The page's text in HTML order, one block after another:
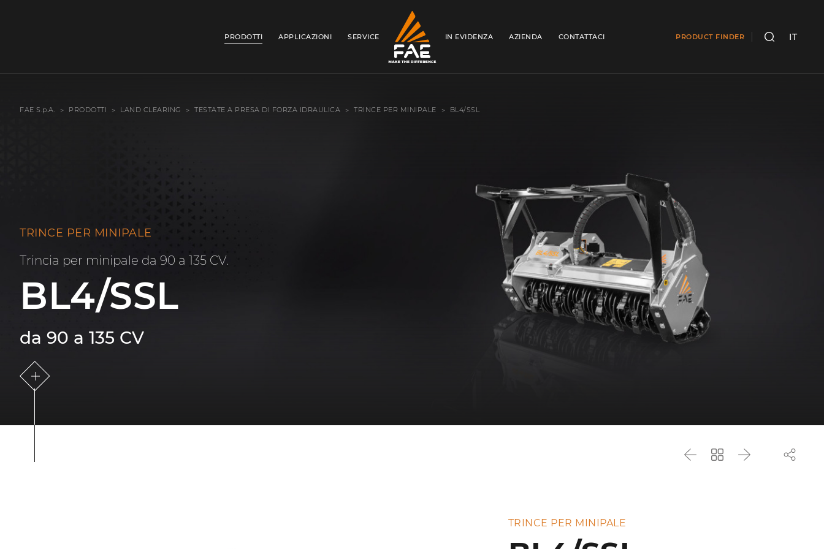
PRODOTTI APPLICAZIONI SERVICE IN EVIDENZA AZIENDA CONTATTACI PRODUCT FINDER CERCAIT
FAE S.p.A. PRODOTTI LAND CLEARING TESTATE A PRESA DI FORZA IDRAULICA TRINCE PER MINIPALE BL4/SSL
TRINCE PER MINIPALE
Trincia per minipale da 90 a 135 CV.
BL4/SSL
da 90 a 135 CV
Precedente
Torna Successivo
TRINCE PER MINIPALE